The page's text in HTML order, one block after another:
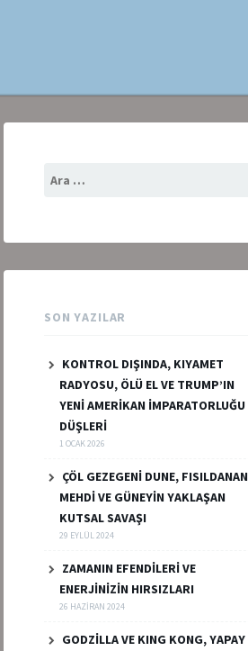
SON YAZILAR
KONTROL DIŞINDA, KIYAMET
RADYOSU, ÖLÜ EL VE TRUMP’IN
YENİ AMERİKAN İMPARATORLUĞU
DÜŞLERİ
1 OCAK 2026
ÇÖL GEZEGENİ DUNE, FISILDANAN
MEHDİ VE GÜNEYİN YAKLAŞAN
KUTSAL SAVAŞI
29 EYLÜL 2024
ZAMANIN EFENDİLERİ VE
ENERJİNİZİN HIRSIZLARI
26 HAZIRAN 2024
GODZİLLA VE KING KONG, YAPAY